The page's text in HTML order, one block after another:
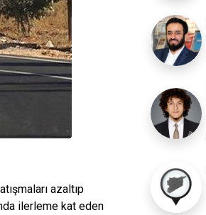
azaltıp
ilerleme kat eden